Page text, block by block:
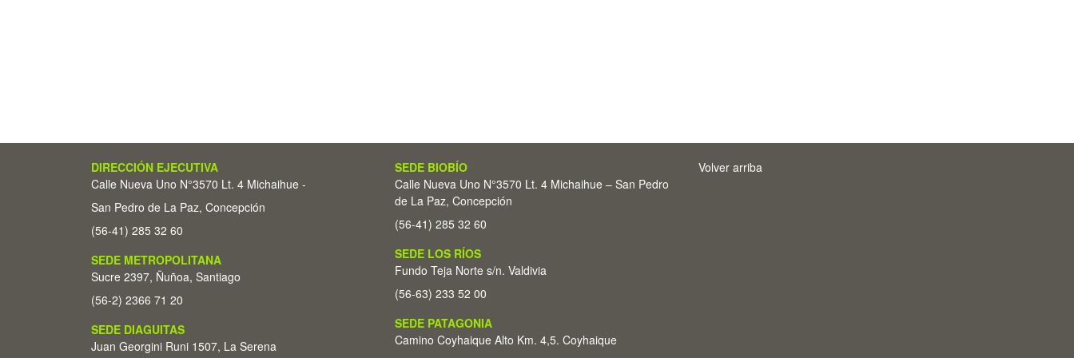
DIRECCIÓN EJECUTIVA
Calle Nueva Uno N°3570 Lt. 4 Michaihue -
San Pedro de La Paz, Concepción
(56-41) 285 32 60
SEDE METROPOLITANA
Sucre 2397, Ñuñoa, Santiago
(56-2) 2366 71 20
SEDE DIAGUITAS
Juan Georgini Runi 1507, La Serena
SEDE BIOBÍO
Calle Nueva Uno N°3570 Lt. 4 Michaihue – San Pedro
de La Paz, Concepción
(56-41) 285 32 60
SEDE LOS RÍOS
Fundo Teja Norte s/n. Valdivia
(56-63) 233 52 00
SEDE PATAGONIA
Camino Coyhaique Alto Km. 4,5. Coyhaique
Volver arriba